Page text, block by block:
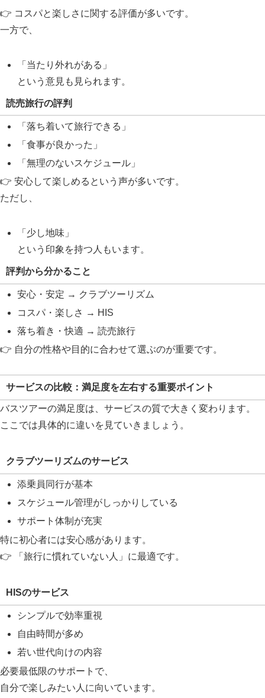
👉 コスパと楽しさに関する評価が多いです。
一方で、
「当たり外れがある」
という意見も見られます。
読売旅行の評判
「落ち着いて旅行できる」
「食事が良かった」
「無理のないスケジュール」
👉 安心して楽しめるという声が多いです。
ただし、
「少し地味」
という印象を持つ人もいます。
評判から分かること
安心・安定 → クラブツーリズム
コスパ・楽しさ → HIS
落ち着き・快適 → 読売旅行
👉 自分の性格や目的に合わせて選ぶのが重要です。
サービスの比較：満足度を左右する重要ポイント
バスツアーの満足度は、サービスの質で大きく変わります。
ここでは具体的に違いを見ていきましょう。
クラブツーリズムのサービス
添乗員同行が基本
スケジュール管理がしっかりしている
サポート体制が充実
特に初心者には安心感があります。
👉 「旅行に慣れていない人」に最適です。
HISのサービス
シンプルで効率重視
自由時間が多め
若い世代向けの内容
必要最低限のサポートで、
自分で楽しみたい人に向いています。